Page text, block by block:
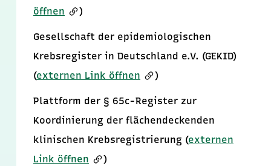
öffnen
)
Gesellschaft der epidemiologischen
Krebsregister in Deutschland e.V. (GEKID)
(externen Link öffnen )
Plattform der § 65c-Register zur
Koordinierung der flächendeckenden
klinischen Krebsregistrierung (externen
Link öffnen
)